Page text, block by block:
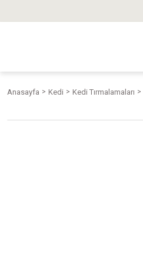
Anasayfa Kedi Kedi Tırmalamaları